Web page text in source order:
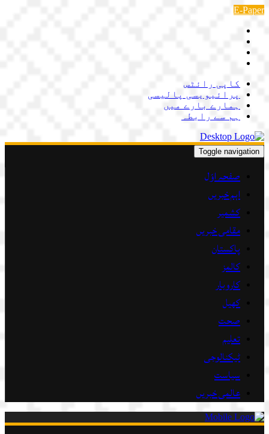
Skip
content
E-Paper
کاپی رائٹس
پرائیویسی پالیسی
ہمارے بارے میں
ہم سے رابطہ
Toggle navigation
صفحہ اوّل
اہم خبریں
کشمیر
مقامی خبریں
پاکستان
کالمز
کاروبار
کھیل
صحت
تعلیم
ٹیکنالوجی
سیاست
عالمی خبریں